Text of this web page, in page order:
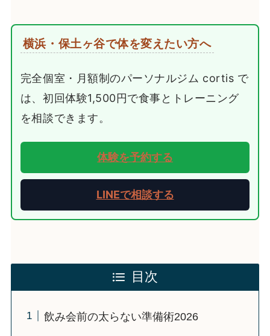
横浜・保土ヶ谷で体を変えたい方へ
完全個室・月額制のパーソナルジム cortis で
は、初回体験1,500円で食事とトレーニング
を相談できます。
体験を予約する
LINEで相談する
目次
飲み会前の太らない準備術2026